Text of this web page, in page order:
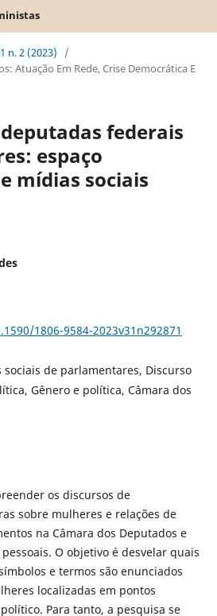
n. 2 (2023)
/
Atuação Em Rede, Crise Democrática E
federais
espaço
mídias sociais
1806-9584-2023v31n292871
sociais de parlamentares, Discurso
Gênero e política, Câmara dos
os discursos de
sobre mulheres e relações de
na Câmara dos Deputados e
O objetivo é desvelar quais
e termos são enunciados
localizadas em pontos
Para tanto, a pesquisa se